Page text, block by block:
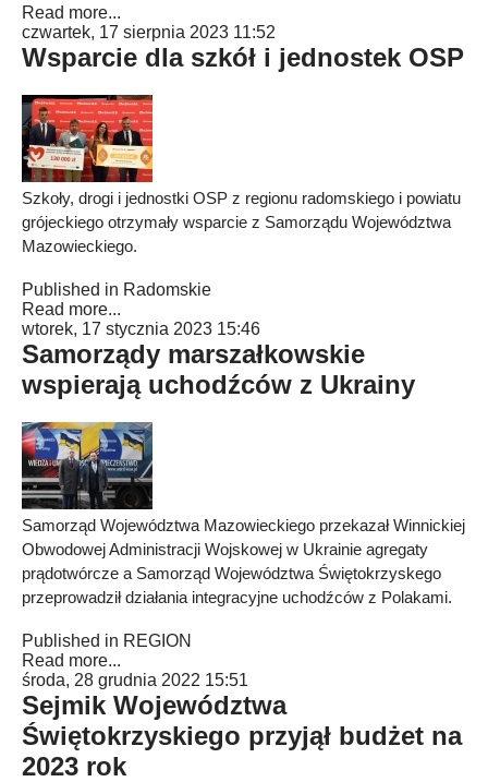
Read more...
czwartek, 17 sierpnia 2023 11:52
Wsparcie dla szkół i jednostek OSP
Szkoły, drogi i jednostki OSP z regionu radomskiego i powiatu
grójeckiego otrzymały wsparcie z Samorządu Województwa
Mazowieckiego.
Published in Radomskie
Read more...
wtorek, 17 stycznia 2023 15:46
Samorządy marszałkowskie
wspierają uchodźców z Ukrainy
Samorząd Województwa Mazowieckiego przekazał Winnickiej
Obwodowej Administracji Wojskowej w Ukrainie agregaty
prądotwórcze a Samorząd Województwa Świętokrzyskego
przeprowadził działania integracyjne uchodźców z Polakami.
Published in REGION
Read more...
środa, 28 grudnia 2022 15:51
Sejmik Województwa
Świętokrzyskiego przyjął budżet na
2023 rok